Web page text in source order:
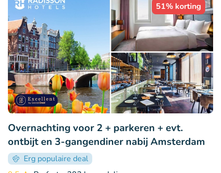
51% korting
Overnachting voor 2 + parkeren + evt.
ontbijt en 3-gangendiner nabij Amsterdam
Erg populaire deal